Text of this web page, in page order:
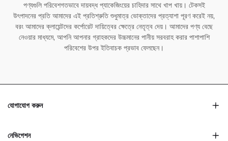
পণ্যগুলি পরিবেশগতভাবে দায়বদ্ধ প্যাকেজিংয়ের চাহিদার সাথে খাপ খায়। টেকসই
উৎপাদনের প্রতি আমাদের এই প্রতিশ্রুতি শুধুমাত্র ভোক্তাদের প্রত্যাশা পূরণ করেই নয়,
বরং আমাদের ক্লায়েন্টদের কর্পোরেট দায়িত্বের ক্ষেত্রে নেতৃত্ব দেয়। আমাদের পণ্য বেছে
নেওয়ার মাধ্যমে, আপনি আপনার গ্রাহকদের উচ্চমানের পানীয় সরবরাহ করার পাশাপাশি
পরিবেশের উপর ইতিবাচক প্রভাব ফেলছেন।
যোগাযোগ করুন
নেভিগেশন